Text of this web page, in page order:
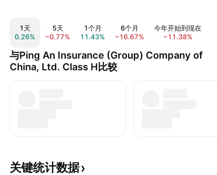
1天
0.26%
5天
−0.77%
1个月
11.43%
6个月
−16.67%
今年开始到现在
−11.38%
与Ping An Insurance (Group) Company of
China, Ltd. Class H比较
关键统计数据